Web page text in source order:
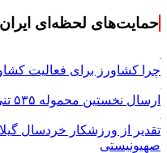
حمایت‌های لحظه‌ای
چرا کشاورز برای فعالیت
ارسال نخستین محموله ۵۳۵ تنی قیر از قم به مقاصد صادراتی
تقدیر از ورزشکار خردسال
صهیونیستی